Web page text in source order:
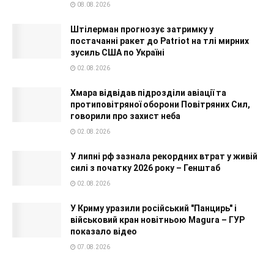
08.08.2026
Штілерман прогнозує затримку у
постачанні ракет до Patriot на тлі мирних
зусиль США по Україні
02.08.2026
Хмара відвідав підрозділи авіації та
протиповітряної оборони Повітряних Сил,
говорили про захист неба
02.08.2026
У липні рф зазнала рекордних втрат у живій
силі з початку 2026 року – Генштаб
02.08.2026
У Криму уразили російський "Панцирь" і
військовий кран новітньою Magura – ГУР
показало відео
07.08.2026